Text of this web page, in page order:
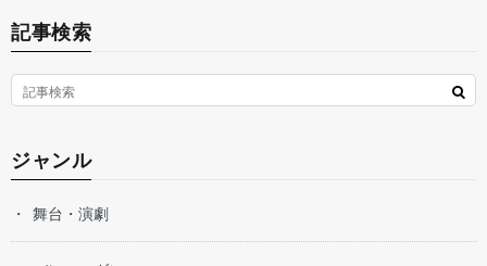
記事検索
ジャンル
舞台・演劇